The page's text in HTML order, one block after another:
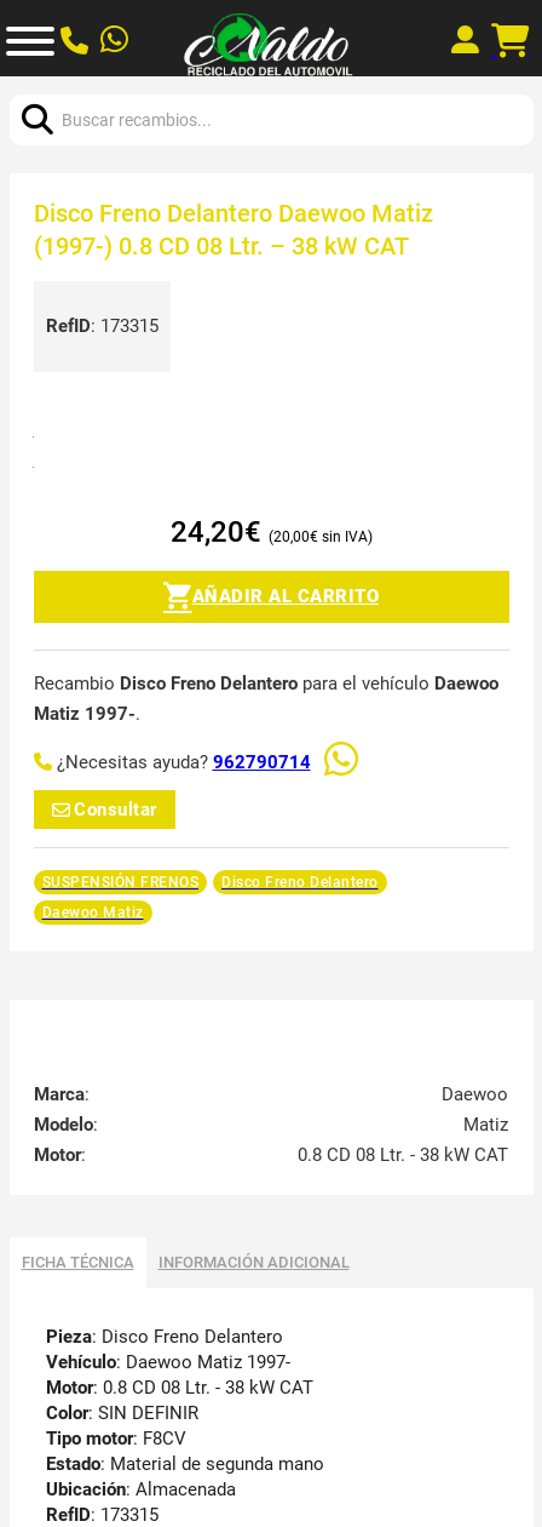
Disco Freno Delantero Daewoo Matiz
(1997-) 0.8 CD 08 Ltr. – 38 kW CAT
RefID: 173315
24,20€ 20,00€
AÑADIR AL CARRITO
Recambio Disco Freno Delanteropara el vehículo Daewoo
Matiz 1997-.
¿Necesitas ayuda? 962790714
Consultar
SUSPENSIÓN FRENOS
Disco Freno Delantero
Daewoo Matiz
Marca:
Daewoo
Modelo:
Matiz
Motor: 0.8 CD 08 Ltr. - 38 kW CAT
FICHA TÉCNICA INFORMACIÓN ADICIONAL
Pieza: Disco Freno Delantero
Vehículo: Daewoo Matiz 1997-
Motor: 0.8 CD 08 Ltr. - 38 kW CAT
Color: SIN DEFINIR
Tipo motor: F8CV
Estado: Material de segunda mano
Ubicación: Almacenada
RefID: 173315